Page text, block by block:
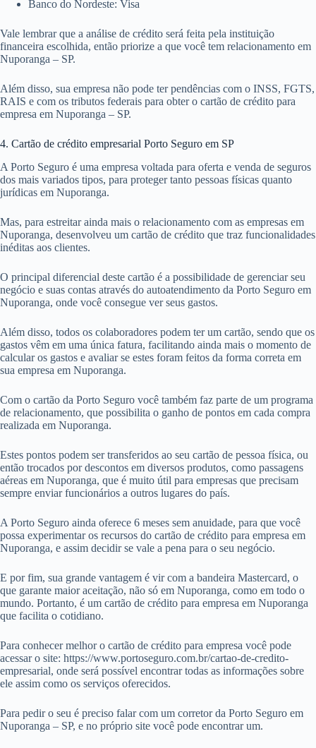
Banco do Nordeste: Visa
Vale lembrar que a análise de crédito será feita pela instituição
financeira escolhida, então priorize a que você tem relacionamento em
Nuporanga – SP.
Além disso, sua empresa não pode ter pendências com o INSS, FGTS,
RAIS e com os tributos federais para obter o cartão de crédito para
empresa em Nuporanga – SP.
4. Cartão de crédito empresarial Porto Seguro em SP
A Porto Seguro é uma empresa voltada para oferta e venda de seguros
dos mais variados tipos, para proteger tanto pessoas físicas quanto
jurídicas em Nuporanga.
Mas, para estreitar ainda mais o relacionamento com as empresas em
Nuporanga, desenvolveu um cartão de crédito que traz funcionalidades
inéditas aos clientes.
O principal diferencial deste cartão é a possibilidade de gerenciar seu
negócio e suas contas através do autoatendimento da Porto Seguro em
Nuporanga, onde você consegue ver seus gastos.
Além disso, todos os colaboradores podem ter um cartão, sendo que os
gastos vêm em uma única fatura, facilitando ainda mais o momento de
calcular os gastos e avaliar se estes foram feitos da forma correta em
sua empresa em Nuporanga.
Com o cartão da Porto Seguro você também faz parte de um programa
de relacionamento, que possibilita o ganho de pontos em cada compra
realizada em Nuporanga.
Estes pontos podem ser transferidos ao seu cartão de pessoa física, ou
então trocados por descontos em diversos produtos, como passagens
aéreas em Nuporanga, que é muito útil para empresas que precisam
sempre enviar funcionários a outros lugares do país.
A Porto Seguro ainda oferece 6 meses sem anuidade, para que você
possa experimentar os recursos do cartão de crédito para empresa em
Nuporanga, e assim decidir se vale a pena para o seu negócio.
E por fim, sua grande vantagem é vir com a bandeira Mastercard, o
que garante maior aceitação, não só em Nuporanga, como em todo o
mundo. Portanto, é um cartão de crédito para empresa em Nuporanga
que facilita o cotidiano.
Para conhecer melhor o cartão de crédito para empresa você pode
acessar o site: https://www.portoseguro.com.br/cartao-de-credito-
empresarial, onde será possível encontrar todas as informações sobre
ele assim como os serviços oferecidos.
Para pedir o seu é preciso falar com um corretor da Porto Seguro em
Nuporanga – SP, e no próprio site você pode encontrar um.